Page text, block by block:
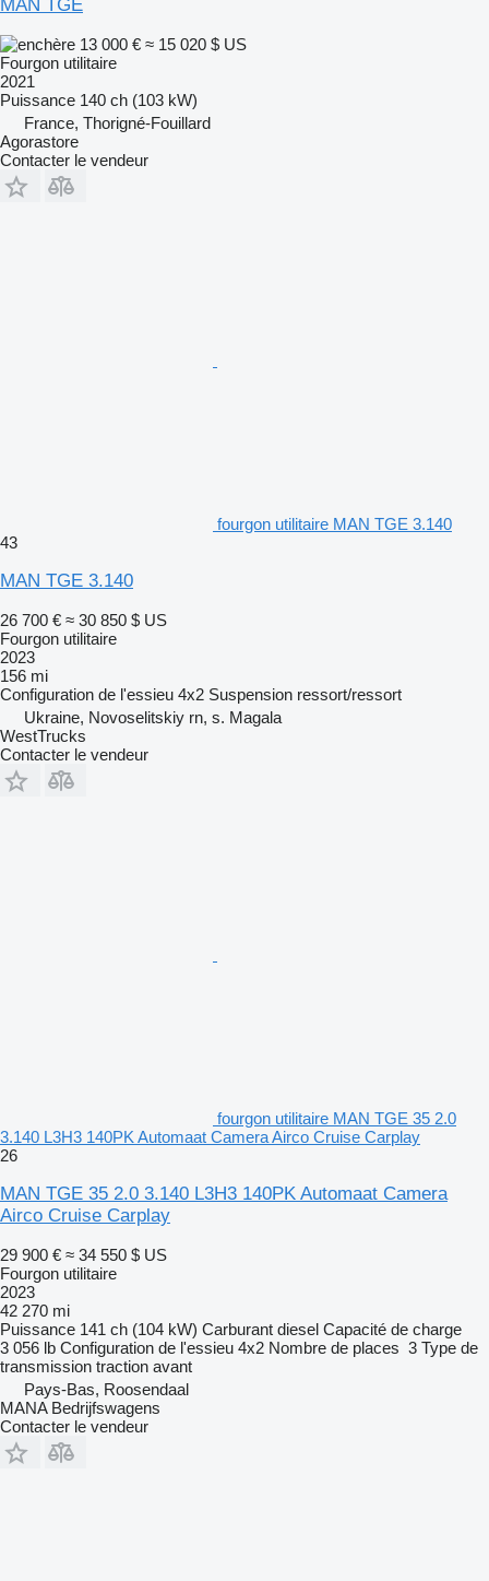
MAN TGE
13 000 € ≈ 15 020 $ US
Fourgon utilitaire
2021
Puissance 140 ch (103 kW)
France, Thorigné-Fouillard
Agorastore
Contacter le vendeur
fourgon utilitaire MAN TGE 3.140
43
MAN TGE 3.140
26 700 € ≈ 30 850 $ US
Fourgon utilitaire
2023
156 mi
Configuration de l'essieu 4x2 Suspension ressort/ressort
Ukraine, Novoselitskiy rn, s. Magala
WestTrucks
Contacter le vendeur
fourgon utilitaire MAN TGE 35 2.0
3.140 L3H3 140PK Automaat Camera Airco Cruise Carplay
26
MAN TGE 35 2.0 3.140 L3H3 140PK Automaat Camera
Airco Cruise Carplay
29 900 € ≈ 34 550 $ US
Fourgon utilitaire
2023
42 270 mi
Puissance 141 ch (104 kW) Carburant diesel Capacité de charge
3 056 lb Configuration de l'essieu 4x2 Nombre de places 3 Type de
transmission traction avant
Pays-Bas, Roosendaal
MANA Bedrijfswagens
Contacter le vendeur